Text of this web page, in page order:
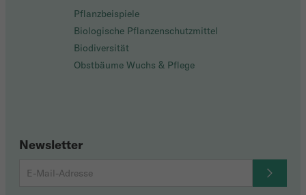
Pflanzbeispiele
Biologische Pflanzenschutzmittel
Biodiversität
Obstbäume Wuchs & Pflege
Newsletter